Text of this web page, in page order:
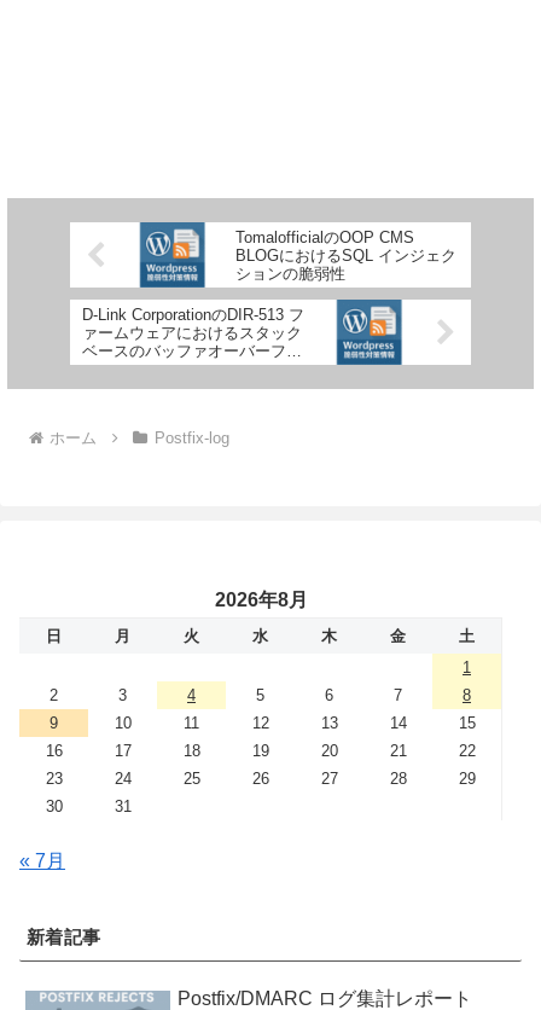
TomalofficialのOOP CMS
BLOGにおけるSQL インジェク
ションの脆弱性
D-Link CorporationのDIR-513 フ
ァームウェアにおけるスタック
ベースのバッファオーバーフロ
ーの脆弱性
ホーム Postfix-log
2026年8月
日 月 火 水 木 金
土
1
2
3 4 5 6 7
8
9
10 11 12 13 14
15
16
17 18 19 20 21
22
23
24 25 26 27 28
29
30
31
« 7月
新着記事
Postfix/DMARC ログ集計レポート